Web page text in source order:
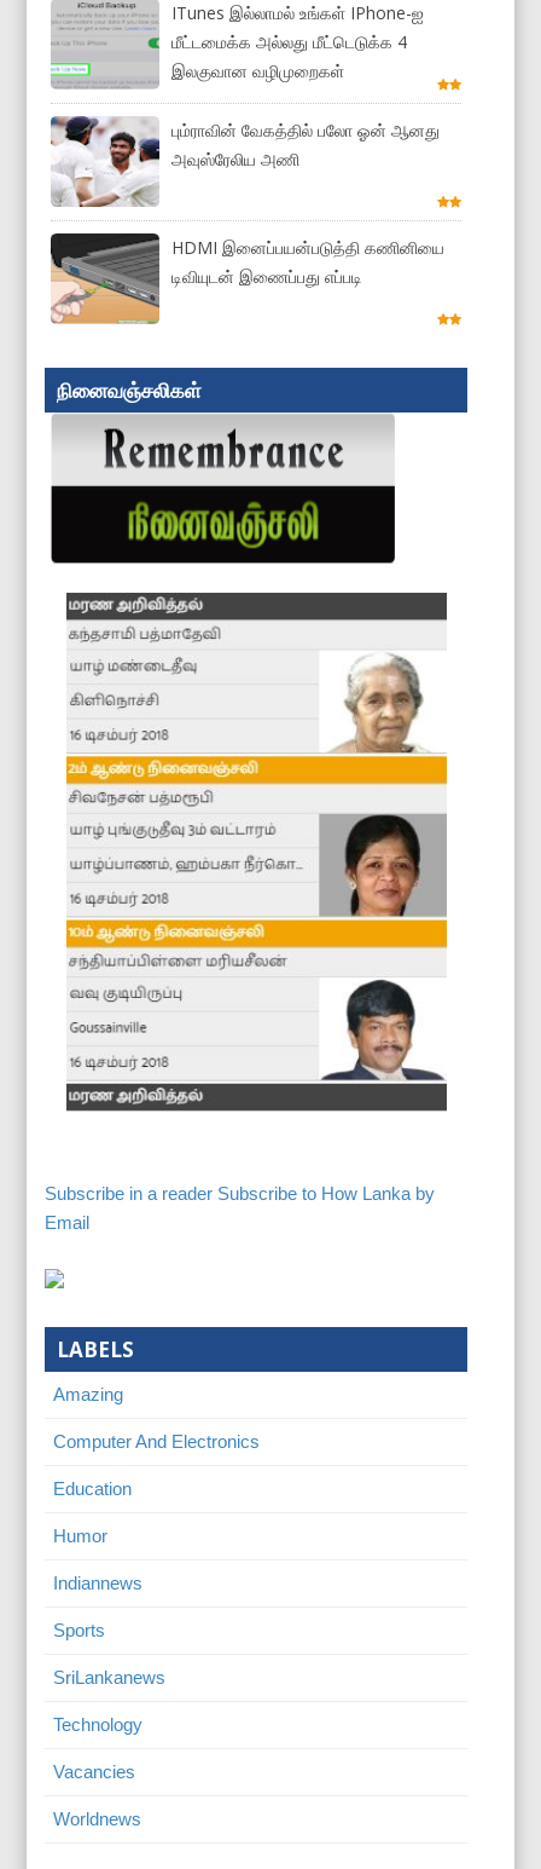
ITunes இல்லாமல் உங்கள் IPhone-ஐ
மீட்டமைக்க அல்லது மீட்டெடுக்க 4
இலகுவான வழிமுறைகள்
பும்ராவின் வேகத்தில் பலோ ஓன் ஆனது
அவுஸ்ரேலிய அணி
HDMI இனைப்பயன்படுத்தி கணினியை
டிவியுடன் இணைப்பது எப்படி
நினைவஞ்சலிகள்
Subscribe in a reader Subscribe to How Lanka by
Email
LABELS
Amazing
Computer And Electronics
Education
Humor
Indiannews
Sports
SriLankanews
Technology
Vacancies
Worldnews